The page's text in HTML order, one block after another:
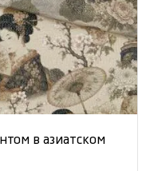
в азиатском